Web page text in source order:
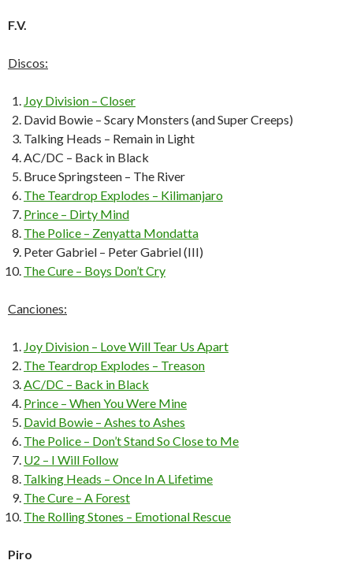
F.V.
Discos:
Joy Division – Closer
David Bowie – Scary Monsters (and Super Creeps)
Talking Heads – Remain in Light
AC/DC – Back in Black
Bruce Springsteen – The River
The Teardrop Explodes – Kilimanjaro
Prince – Dirty Mind
The Police – Zenyatta Mondatta
Peter Gabriel – Peter Gabriel (III)
The Cure – Boys Don’t Cry
Canciones:
Joy Division – Love Will Tear Us Apart
The Teardrop Explodes – Treason
AC/DC – Back in Black
Prince – When You Were Mine
David Bowie – Ashes to Ashes
The Police – Don’t Stand So Close to Me
U2 – I Will Follow
Talking Heads – Once In A Lifetime
The Cure – A Forest
The Rolling Stones – Emotional Rescue
Piro